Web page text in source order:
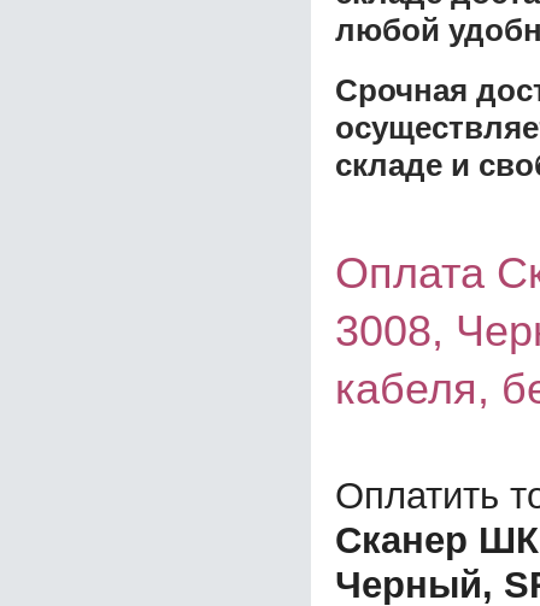
любой
Срочная
складе и
Оплата
3008,
кабеля,
Оплатить
Сканер ШК
Черный,